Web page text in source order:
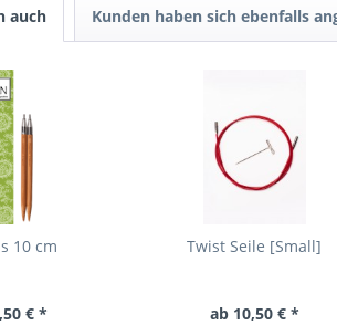
auch Kunden haben sich ebenfalls
10 cm
€ *
Twist Seile [Small]
ab 10,50 € *